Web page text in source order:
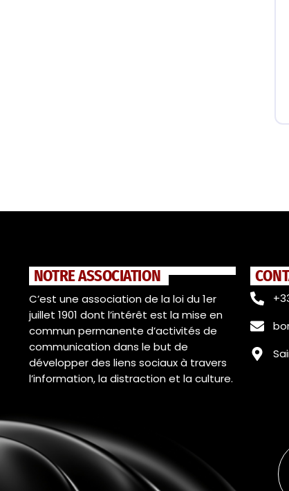
NOTRE ASSOCIATION
C’est une association de la loi du 1er
juillet 1901 dont l’intérêt est la mise en
commun permanente d’activités de
communication dans le but de
développer des liens sociaux à travers
l’information, la distraction et la culture.